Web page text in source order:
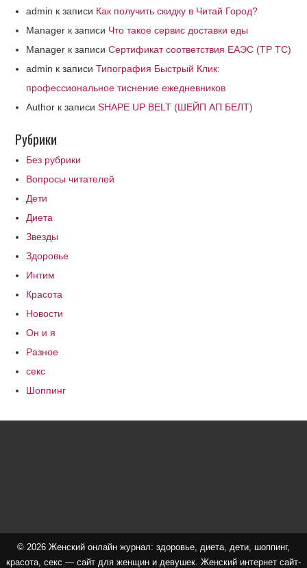
admin к записи Как получить скидку в Читай Город?
Manager к записи Что такое сервис доставки еды
Manager к записиСертификат соответствия ЕАЭС (ТР ТС)
admin к записиТипография Быстрый Клик:
профессиональное тиснение ежедневников
Author к записиSHAPE UP BELT (ШЕЙП АП БЕЛТ)
Рубрики
Без рубрики
Вопросы читателей
Дети
Диета
Звезды
Здоровье
Интим
Красота
Новости
Он и я
Разное
секс
Шоппинг
© 2026 Женский онлайн журнал: здоровье, диета, дети, шоппинг,
красота, секс — сайт для женщин и девушек. Женский интернет сайт-